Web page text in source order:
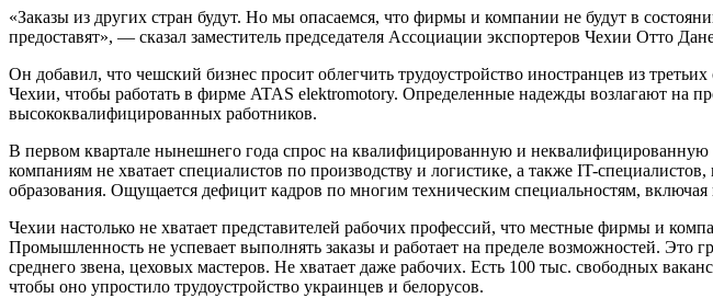
«Заказы из других стран будут. Но мы опасаемся, что фирмы и компании не будут в
предоставят», — сказал заместитель председателя Ассоциации экспортеров Чехии Отто
Он добавил, что чешский бизнес просит облегчить трудоустройство иностранцев из
Чехии, чтобы работать в фирме ATAS elektromotory. Определенные надежды возлагают на
высококвалифицированных работников.
В первом квартале нынешнего года спрос на квалифицированную и
компаниям не хватает специалистов по производству и логистике, а также IT-
образования. Ощущается дефицит кадров по многим техническим специальностям,
Чехии настолько не хватает представителей рабочих профессий, что местные фирмы и
Промышленность не успевает выполнять заказы и работает на пределе возможностей. Это
среднего звена, цеховых мастеров. Не хватает даже рабочих. Есть 100 тыс. свободных
чтобы оно упростило трудоустройство украинцев и белорусов.